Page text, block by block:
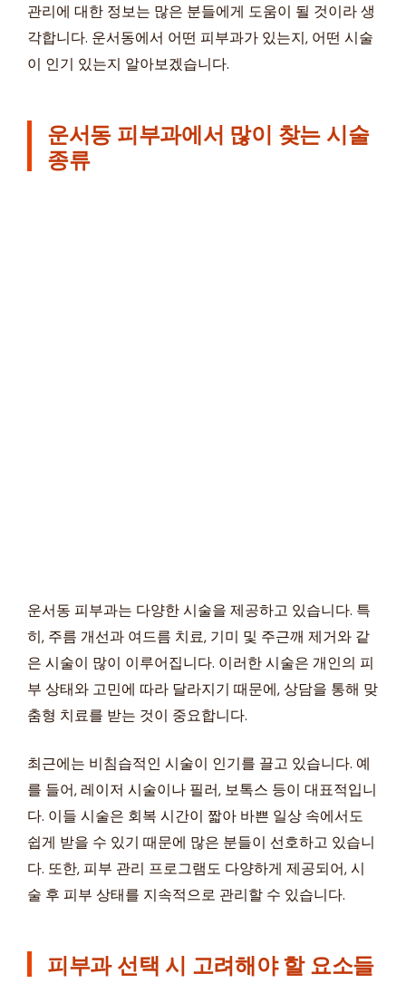
관리에 대한 정보는 많은 분들에게 도움이 될 것이라 생
각합니다. 운서동에서 어떤 피부과가 있는지, 어떤 시술
이 인기 있는지 알아보겠습니다.
운서동 피부과에서 많이 찾는 시술
종류
운서동 피부과는 다양한 시술을 제공하고 있습니다. 특
히, 주름 개선과 여드름 치료, 기미 및 주근깨 제거와 같
은 시술이 많이 이루어집니다. 이러한 시술은 개인의 피
부 상태와 고민에 따라 달라지기 때문에, 상담을 통해 맞
춤형 치료를 받는 것이 중요합니다.
최근에는 비침습적인 시술이 인기를 끌고 있습니다. 예
를 들어, 레이저 시술이나 필러, 보톡스 등이 대표적입니
다. 이들 시술은 회복 시간이 짧아 바쁜 일상 속에서도
쉽게 받을 수 있기 때문에 많은 분들이 선호하고 있습니
다. 또한, 피부 관리 프로그램도 다양하게 제공되어, 시
술 후 피부 상태를 지속적으로 관리할 수 있습니다.
피부과 선택 시 고려해야 할 요소들